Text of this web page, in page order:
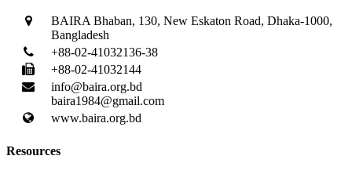
BAIRA Bhaban, 130, New Eskaton Road, Dhaka-1000,
Bangladesh
+88-02-41032136-38
+88-02-41032144
info@baira.org.bd
baira1984@gmail.com
www.baira.org.bd
Resources